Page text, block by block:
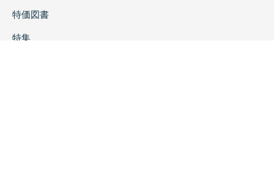
特価図書
特集